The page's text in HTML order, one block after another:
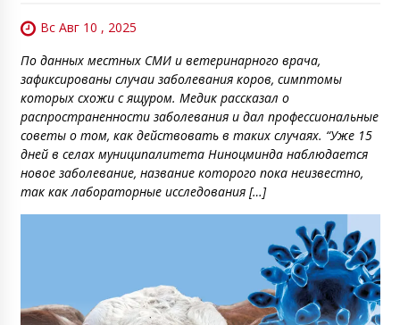
Вс Авг 10 , 2025
По данных местных СМИ и ветеринарного врача,
зафиксированы случаи заболевания коров, симптомы
которых схожи с ящуром. Медик рассказал о
распространенности заболевания и дал профессиональные
советы о том, как действовать в таких случаях. “Уже 15
дней в селах муниципалитета Ниноцминда наблюдается
новое заболевание, название которого пока неизвестно,
так как лабораторные исследования […]